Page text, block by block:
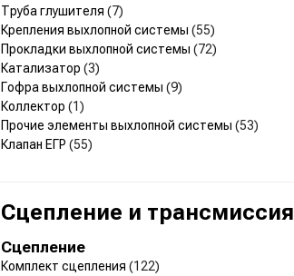
Труба глушителя (7)
Крепления выхлопной системы (55)
Прокладки выхлопной системы (72)
Катализатор (3)
Гофра выхлопной системы (9)
Коллектор (1)
Прочие элементы выхлопной системы (53)
Клапан ЕГР (55)
Сцепление и трансмиссия
Сцепление
Комплект сцепления (122)